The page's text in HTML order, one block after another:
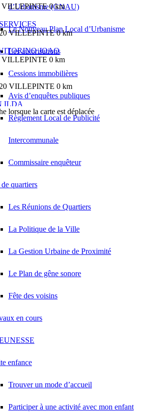
d’Urbanisme (GNAU)
Le Nouveau Plan Local d’Urbanisme
Les autorisations
Cessions immobilières
Avis d’enquêtes publiques
Règlement Local de Publicité
Intercommunale
Commissaire enquêteur
quartiers
Les Réunions de Quartiers
La Politique de la Ville
La Gestion Urbaine de Proximité
Le Plan de gêne sonore
Fête des voisins
en cours
enfance
Trouver un mode d’accueil
Participer à une activité avec mon enfant
VILLEPINTE 0 km
VILLEPINTE 0 km
JOAO
VILLEPINTE 0 km
VILLEPINTE 0 km
ILDA
VILLEPINTE 0 km
VILLEPINTE 0 km
VILLEPINTE
VILLEPINTE 0 km
VILLEPINTE
91 74
DE LA NOUE
VILLEPINTE
VILLEPINTE 0 km
lorsque la carte est déplacée